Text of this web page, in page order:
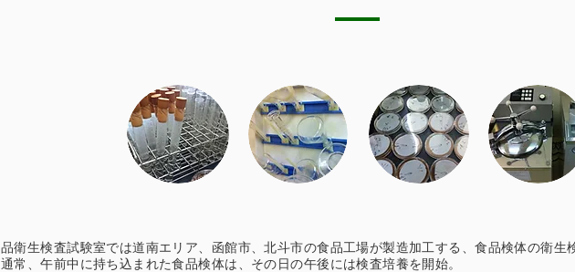
品衛生検査試験室では道南エリア、函館市、北斗市の食品工場が製造加工する、食品検体の衛生
通常、午前中に持ち込まれた食品検体は、その日の午後には検査培養を開始。